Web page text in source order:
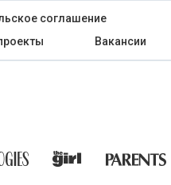
соглашение
Вакансии